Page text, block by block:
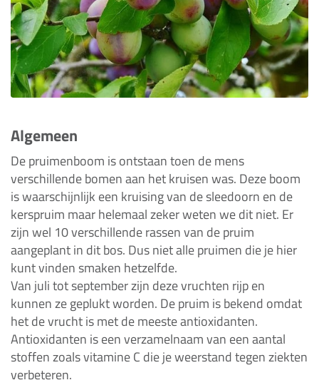
Algemeen
De pruimenboom is ontstaan toen de mens
verschillende bomen aan het kruisen was. Deze boom
is waarschijnlijk een kruising van de sleedoorn en de
kerspruim maar helemaal zeker weten we dit niet. Er
zijn wel 10 verschillende rassen van de pruim
aangeplant in dit bos. Dus niet alle pruimen die je hier
kunt vinden smaken hetzelfde.
Van juli tot september zijn deze vruchten rijp en
kunnen ze geplukt worden. De pruim is bekend omdat
het de vrucht is met de meeste antioxidanten.
Antioxidanten is een verzamelnaam van een aantal
stoffen zoals vitamine C die je weerstand tegen ziekten
verbeteren.